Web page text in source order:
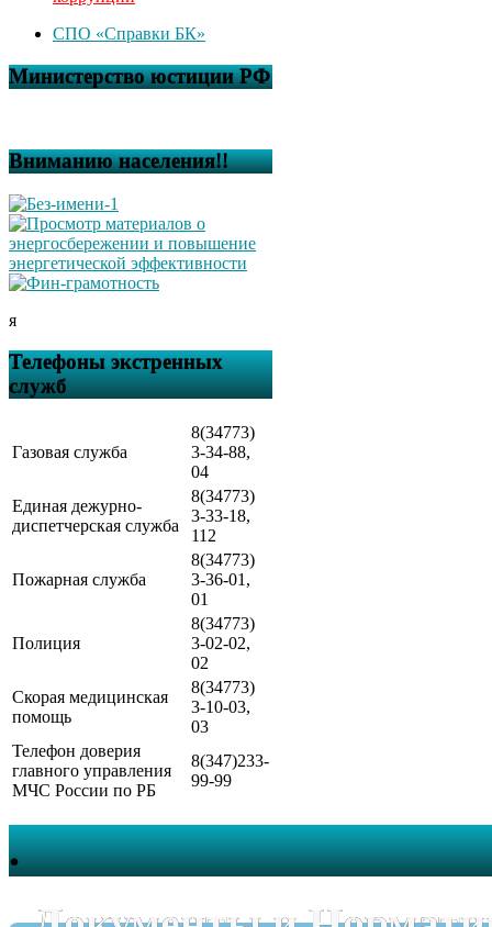
СПО «Справки БК»
Министерство юстиции РФ
Вниманию населения!!
я
Телефоны экстренных
служб
Газовая служба
8(34773)
3-34-88,
04
Единая дежурно-
диспетчерская служба
8(34773)
3-33-18,
112
Пожарная служба
8(34773)
3-36-01,
01
Полиция
8(34773)
3-02-02,
02
Скорая медицинская
помощь
8(34773)
3-10-03,
03
Телефон доверия
главного управления
МЧС России по РБ
8(347)233-
99-99
.